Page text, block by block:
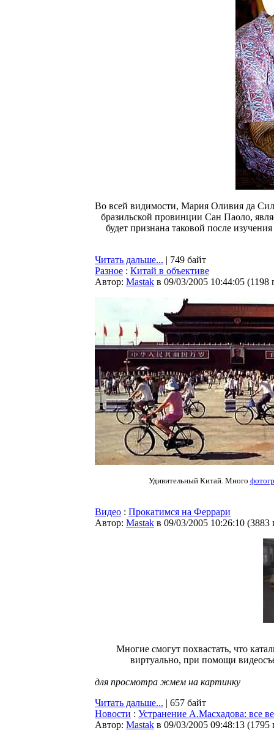
Во всей видимости, Мария Оливия да
бразильской провинции Сан Паоло,
будет признана таковой после
Читать дальше... | 749 байт
Разное : Китай в объективе
Автор: Мastak в 09/03/2005 10:44:05 (1198
Удивительный Китай. Много
Видео : Прокатимся на Феррари
Автор: Мastak в 09/03/2005 10:26:10 (3883
Многие смогут похвастать, что
виртуально, при помощи
для просмотра жмем на картинку
Читать дальше... | 657 байт
Новости : Устранение А.Масхадова: все
Автор: Мastak в 09/03/2005 09:48:13 (1795